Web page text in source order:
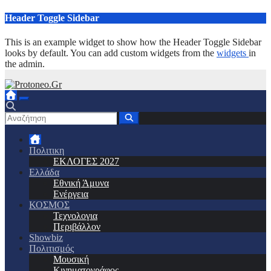
Μετάβαση
περιεχόμενο
Header Toggle Sidebar
This is an example widget to show how the Header Toggle Sidebar
looks by default. You can add custom widgets from the widgets in
the admin.
Πολιτικη
ΕΚΛΟΓΕΣ 2027
Ελλάδα
Εθνική Άμυνα
Ενέργεια
ΚΟΣΜΟΣ
Τεχνολογια
Περιβάλλον
Showbiz
Πολιτισμός
Μουσική